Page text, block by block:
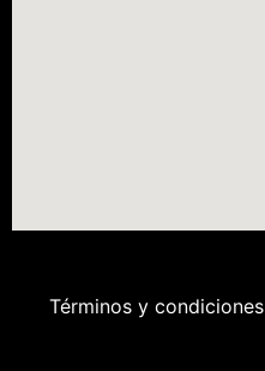
Términos y condiciones